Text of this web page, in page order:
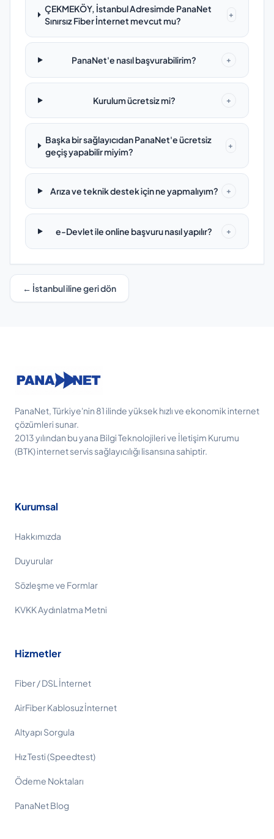
ÇEKMEKÖY, İstanbul Adresimde PanaNet
Sınırsız Fiber İnternet mevcut mu?
+
PanaNet'e nasıl başvurabilirim? +
Kurulum ücretsiz mi? +
Başka bir sağlayıcıdan PanaNet'e ücretsiz
geçiş yapabilir miyim?
+
Arıza ve teknik destek için ne yapmalıyım? +
e-Devlet ile online başvuru nasıl yapılır? +
← İstanbul iline geri dön
PanaNet, Türkiye'nin 81 ilinde yüksek hızlı ve ekonomik internet
çözümleri sunar.
2013 yılından bu yana Bilgi Teknolojileri ve İletişim Kurumu
(BTK) internet servis sağlayıcılığı lisansına sahiptir.
Kurumsal
Hakkımızda
Duyurular
Sözleşme ve Formlar
KVKK Aydınlatma Metni
Hizmetler
Fiber / DSL İnternet
AirFiber Kablosuz İnternet
Altyapı Sorgula
Hız Testi (Speedtest)
Ödeme Noktaları
PanaNet Blog